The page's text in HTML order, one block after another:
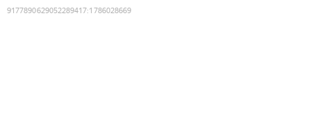
9177890629052289417:1786028669